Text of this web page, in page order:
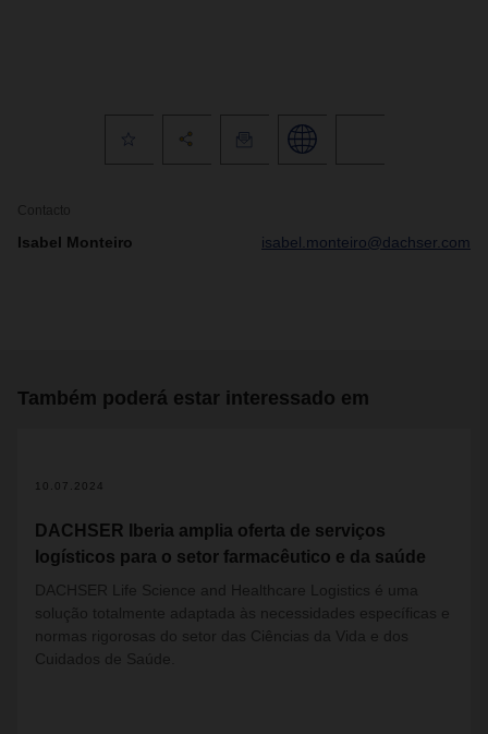
Contacto
Isabel Monteiro isabel.monteiro@dachser.com
Também poderá estar interessado em
10.07.2024
DACHSER Iberia amplia oferta de serviços
logísticos para o setor farmacêutico e da saúde
DACHSER Life Science and Healthcare Logistics é uma
solução totalmente adaptada às necessidades específicas e
normas rigorosas do setor das Ciências da Vida e dos
Cuidados de Saúde.